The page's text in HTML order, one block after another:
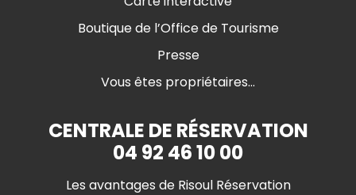
Boutique de l’Office de Tourisme
Presse
Vous êtes propriétaires...
CENTRALE DE RÉSERVATION
04 92 46 10 00
Les avantages de Risoul Réservation